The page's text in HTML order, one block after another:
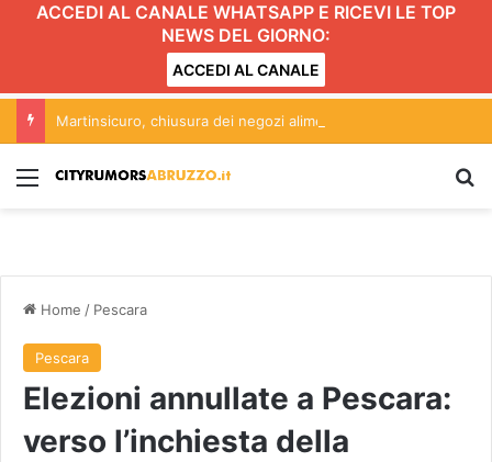
ACCEDI AL CANALE WHATSAPP E RICEVI LE TOP
NEWS DEL GIORNO:
ACCEDI AL CANALE
Menu
Home / Pescara
Pescara
Elezioni annullate a Pescara:
verso l’inchiesta della